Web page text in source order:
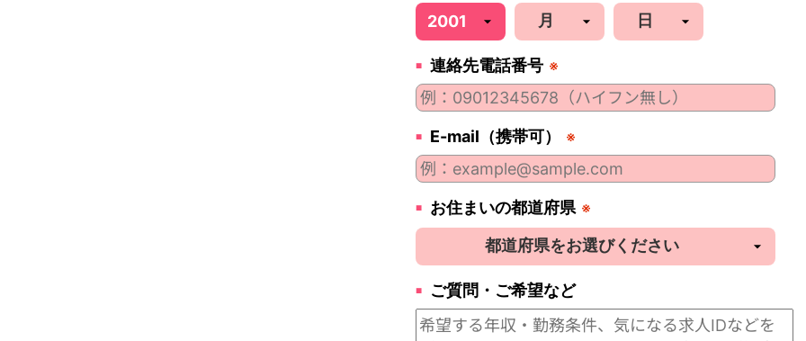
連絡先電話番号 ※
E-mail（携帯可） ※
お住まいの都道府県 ※
ご質問・ご希望など